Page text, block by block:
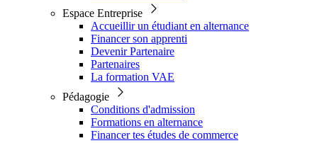
Espace Entreprise
Accueillir un étudiant en alternance
Financer son apprenti
Devenir Partenaire
Partenaires
La formation VAE
Pédagogie
Conditions d'admission
Formations en alternance
Financer tes études de commerce